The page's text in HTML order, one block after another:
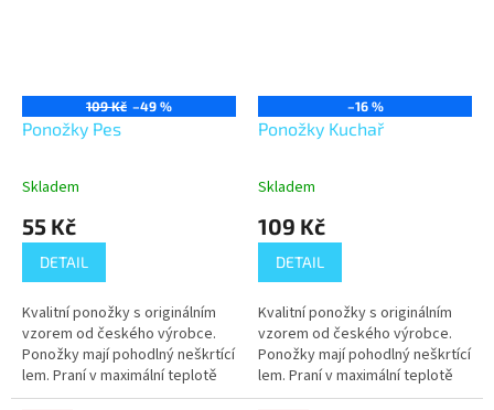
109 Kč –49 %
Ponožky Pes
Skladem
55 Kč
DETAIL
Kvalitní ponožky s originálním
vzorem od českého výrobce.
Ponožky mají pohodlný neškrtící
lem. Praní v maximální teplotě
40°C.
–16 %
Ponožky Kuchař
Skladem
109 Kč
DETAIL
Kvalitní ponožky s originálním
vzorem od českého výrobce.
Ponožky mají pohodlný neškrtící
lem. Praní v maximální teplotě
40°C.